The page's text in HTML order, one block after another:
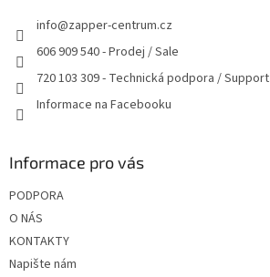
info@zapper-centrum.cz
606 909 540 - Prodej / Sale
720 103 309 - Technická podpora / Support
Informace na Facebooku
Informace pro vás
PODPORA
O NÁS
KONTAKTY
Napište nám